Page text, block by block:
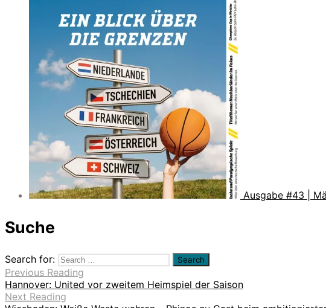
Ausgabe #43 |
Suche
Search for:
Previous Reading
Hannover: United vor zweitem Heimspiel der Saison
Next Reading